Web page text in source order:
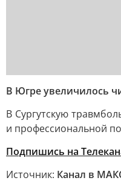
В Югре увеличилось
В Сургутскую
и профессиональной
Подпишись на
Источник: Канал в